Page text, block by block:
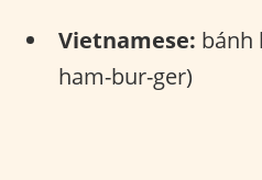
Vietnamese: bánh
ham-bur-ger)